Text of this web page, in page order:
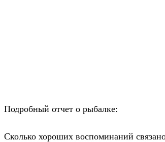
Подробный отчет о рыбалке:
Сколько хороших воспоминаний